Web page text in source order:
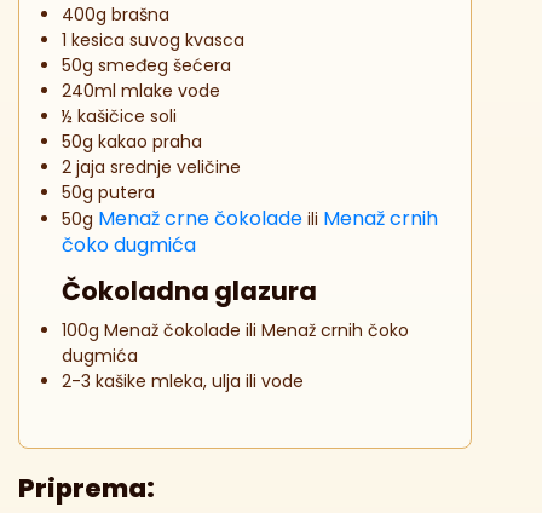
400g brašna
1 kesica suvog kvasca
50g smeđeg šećera
240ml mlake vode
½ kašičice soli
50g kakao praha
2 jaja srednje veličine
50g putera
50g Menaž crne čokolade ili Menaž crnih
čoko dugmića
Čokoladna glazura
100g Menaž čokolade ili Menaž crnih čoko
dugmića
2-3 kašike mleka, ulja ili vode
Priprema: